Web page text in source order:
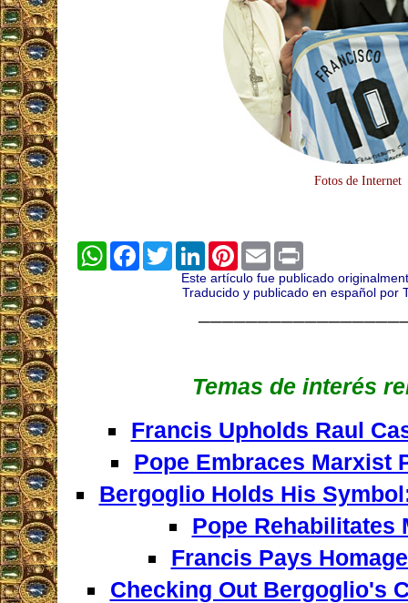
Fotos de Internet
WhatsApp
FacebookTwitterLinkedInPinterestEmail
Este artículo fue publicado
Traducido y publicado en español por
Temas de interés
Francis Upholds Raul
Pope Embraces Marxist
Bergoglio Holds His
Pope Rehabilitates
Francis Pays
Checking Out Bergoglio's